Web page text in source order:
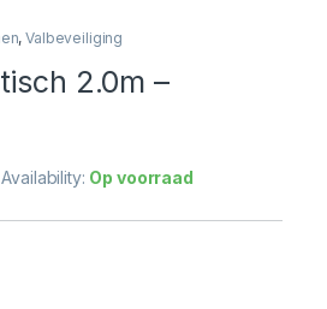
,Valbeveiliging
2.0m –
Availability: Op voorraad